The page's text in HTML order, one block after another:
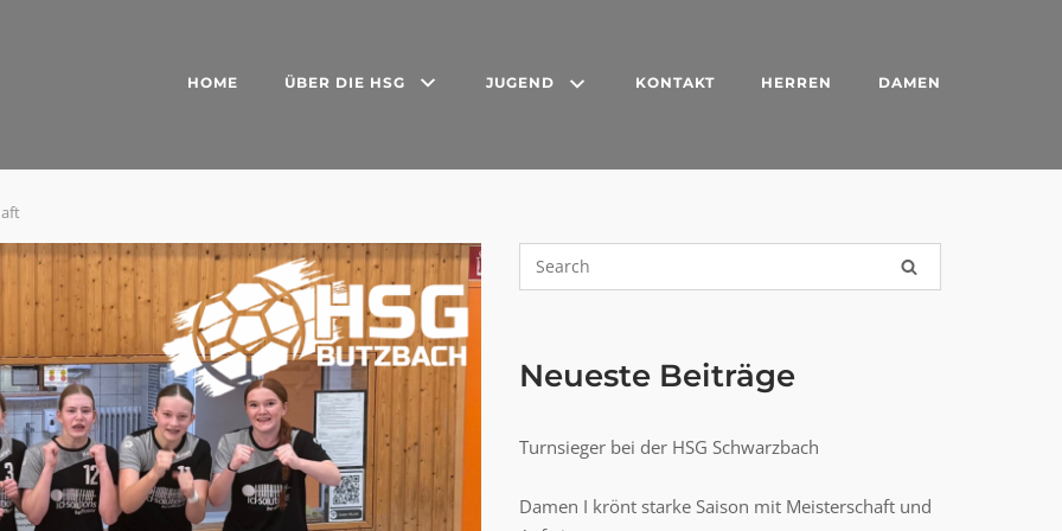
HOME ÜBER DIE HSG JUGEND KONTAKT HERREN DAMEN
Neueste Beiträge
Turnsieger bei der HSG Schwarzbach
Damen I krönt starke Saison mit Meisterschaft und